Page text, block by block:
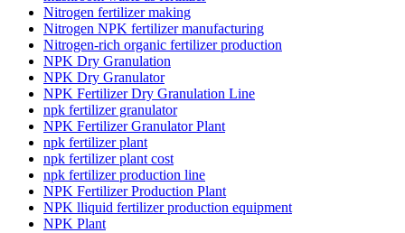
Nitrogen fertilizer making
Nitrogen NPK fertilizer manufacturing
Nitrogen-rich organic fertilizer production
NPK Dry Granulation
NPK Dry Granulator
NPK Fertilizer Dry Granulation Line
npk fertilizer granulator
NPK Fertilizer Granulator Plant
npk fertilizer plant
npk fertilizer plant cost
npk fertilizer production line
NPK Fertilizer Production Plant
NPK lliquid fertilizer production equipment
NPK Plant